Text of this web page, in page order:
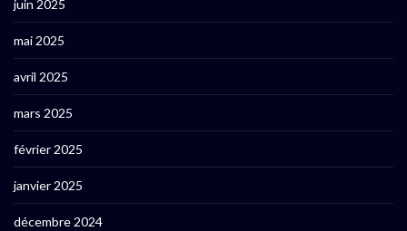
juin 2025
mai 2025
avril 2025
mars 2025
février 2025
janvier 2025
décembre 2024